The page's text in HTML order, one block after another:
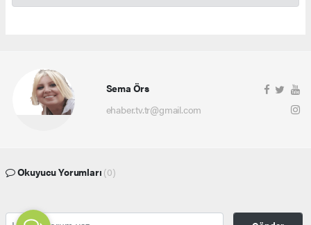
Sema Örs
ehaber.tv.tr@gmail.com
Okuyucu Yorumları (0)